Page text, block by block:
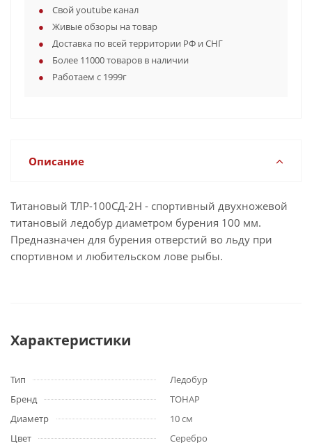
Свой youtube канал
Живые обзоры на товар
Доставка по всей территории РФ и СНГ
Более 11000 товаров в наличии
Работаем с 1999г
Описание
Титановый ТЛР-100СД-2Н - спортивный двухножевой
титановый ледобур диаметром бурения 100 мм.
Предназначен для бурения отверстий во льду при
спортивном и любительском лове рыбы.
Характеристики
Тип
Ледобур
Бренд
ТОНАР
Диаметр
10 см
Цвет
Серебро